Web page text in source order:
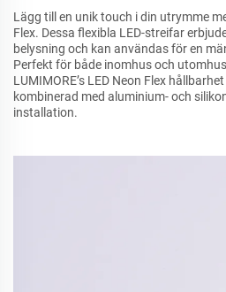
Lägg till en unik touch i din utrymme
Flex. Dessa flexibla LED-streifar
belysning och kan användas för en
Perfekt för både inomhus och
LUMIMORE’s LED Neon Flex
kombinerad med aluminium- och
installation.